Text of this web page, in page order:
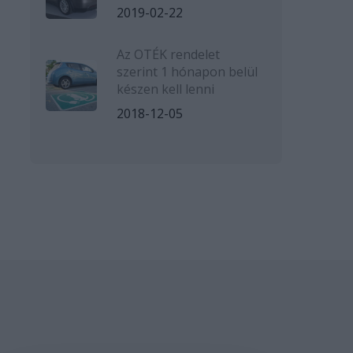
2019-02-22
Az OTÉK rendelet
szerint 1 hónapon belül
készen kell lenni
2018-12-05